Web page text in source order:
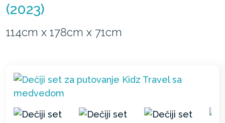
(2023)
114cm x 178cm x 71cm